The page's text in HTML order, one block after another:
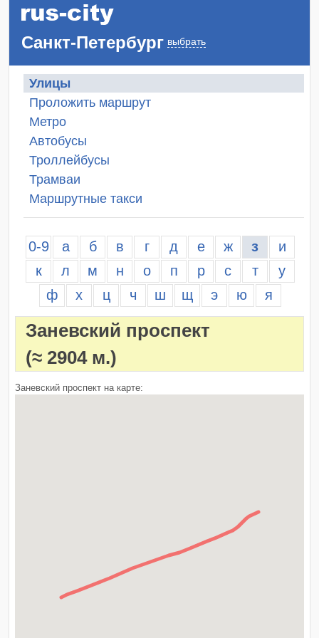
Санкт-Петербург выбрать
Улицы
Проложить маршрут
Метро
Автобусы
Троллейбусы
Трамваи
Маршрутные такси
0-9 а б в г д е ж з
и
к
л м н о п р с т
у
ф
х ц ч ш щ э ю я
Заневский проспект
(≈ 2904 м.)
Заневский проспект на карте: